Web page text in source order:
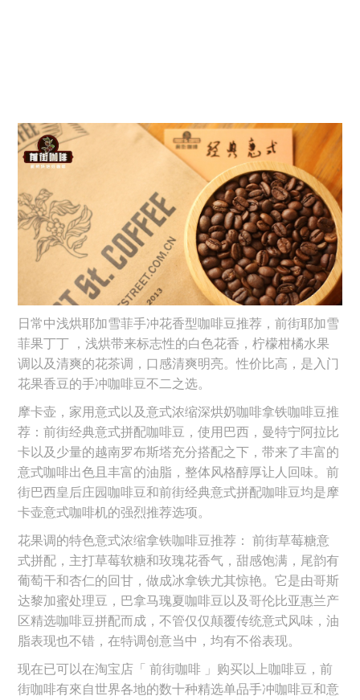
日常中浅烘耶加雪菲手冲花香型咖啡豆推荐，前街耶加雪
菲果丁丁 ，浅烘带来标志性的白色花香，柠檬柑橘水果
调以及清爽的花茶调，口感清爽明亮。性价比高，是入门
花果香豆的手冲咖啡豆不二之选。
摩卡壶，家用意式以及意式浓缩深烘奶咖啡拿铁咖啡豆推
荐：前街经典意式拼配咖啡豆，使用巴西，曼特宁阿拉比
卡以及少量的越南罗布斯塔充分搭配之下，带来了丰富的
意式咖啡出色且丰富的油脂，整体风格醇厚让人回味。前
街巴西皇后庄园咖啡豆和前街经典意式拼配咖啡豆均是摩
卡壶意式咖啡机的强烈推荐选项。
花果调的特色意式浓缩拿铁咖啡豆推荐： 前街草莓糖意
式拼配，主打草莓软糖和玫瑰花香气，甜感饱满，尾韵有
葡萄干和杏仁的回甘，做成冰拿铁尤其惊艳。它是由哥斯
达黎加蜜处理豆，巴拿马瑰夏咖啡豆以及哥伦比亚惠兰产
区精选咖啡豆拼配而成，不管仅仅颠覆传统意式风味，油
脂表现也不错，在特调创意当中，均有不俗表现。
现在已可以在淘宝店「 前街咖啡 」购买以上咖啡豆，前
街咖啡有來自世界各地的数十种精选单品手冲咖啡豆和意